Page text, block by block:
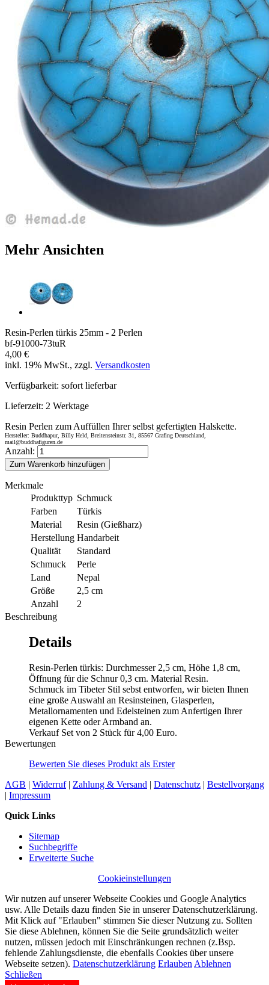
Mehr Ansichten
Resin-Perlen türkis 25mm - 2 Perlen
bf-91000-73tuR
4,00 €
inkl. 19% MwSt., zzgl. Versandkosten
Verfügbarkeit: sofort lieferbar
Lieferzeit: 2 Werktage
Resin Perlen zum Auffüllen Ihrer selbst gefertigten Halskette.
Hersteller: Buddhapur, Billy Held, Breitensteinstr. 31, 85567 Grafing Deutschland,
mail@buddhafiguren.de
Anzahl:
Zum Warenkorb hinzufügen
Merkmale
Produkttyp Schmuck
Farben
Türkis
Material
Resin (Gießharz)
Herstellung Handarbeit
Qualität
Standard
Schmuck
Perle
Land
Nepal
Größe
2,5 cm
Anzahl
2
Beschreibung
Details
Resin-Perlen türkis: Durchmesser 2,5 cm, Höhe 1,8 cm,
Öffnung für die Schnur 0,3 cm. Material Resin.
Schmuck im Tibeter Stil sebst entworfen, wir bieten Ihnen
eine große Auswahl an Resinsteinen, Glasperlen,
Metallornamenten und Edelsteinen zum Anfertigen Ihrer
eigenen Kette oder Armband an.
Verkauf Set von 2 Stück für 4,00 Euro.
Bewertungen
Bewerten Sie dieses Produkt als Erster
AGB | Widerruf| Zahlung & Versand | Datenschutz | Bestellvorgang
| Impressum
Quick Links
Sitemap
Suchbegriffe
Erweiterte Suche
Cookieinstellungen
Wir nutzen auf unserer Webseite Cookies und Google Analytics
usw. Alle Details dazu finden Sie in unserer Datenschutzerklärung.
Mit Klick auf "Erlauben" stimmen Sie dieser Nutzung zu. Sollten
Sie diese Ablehnen, können Sie die Seite grundsätzlich weiter
nutzen, müssen jedoch mit Einschränkungen rechnen (z.Bsp.
fehlende Zahlungsdienste, die ebenfalls Cookies über unsere
Webseite setzen). Datenschutzerklärung Erlauben Ablehnen
Schließen